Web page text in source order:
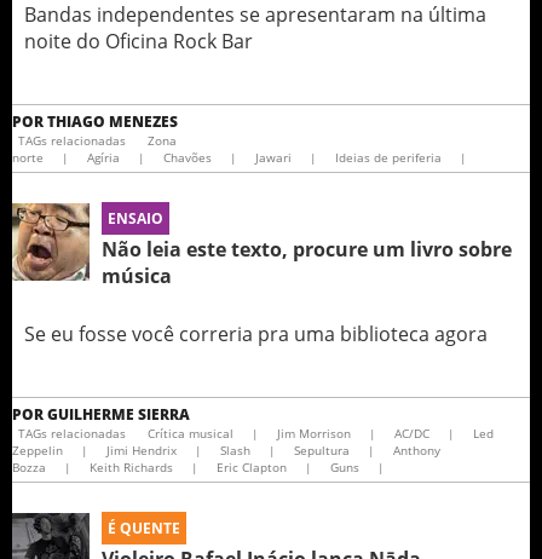
Bandas independentes se apresentaram na última
noite do Oficina Rock Bar
PORTHIAGO MENEZES
TAGs relacionadas
Zona
norte
| Agíria | Chavões | Jawari | Ideias de periferia |
ENSAIO
Não leia este texto, procure um livro sobre
música
Se eu fosse você correria pra uma biblioteca agora
PORGUILHERME SIERRA
TAGs relacionadas Crítica musical | Jim Morrison | AC/DC |
Led
Zeppelin
| Jimi Hendrix | Slash | Sepultura |
Anthony
Bozza
| Keith Richards | Eric Clapton | Guns |
É QUENTE